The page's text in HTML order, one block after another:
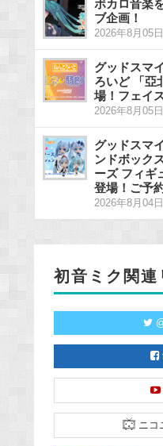
ボカロ音楽
ブ企画！
2026年8月05
グッドスマ
ろいど 「亞
場！フェイ
2026年8月05
グッドスマ
ンドボック
ーズ フィギ
登場！ご予
2026年8月04
初音ミク関連
ニコ